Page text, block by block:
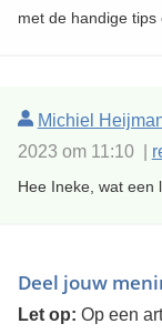
met de handige
Michiel
2023 om 11:10 |
Hee Ineke, wat een
Deel jouw
Let op: Op een